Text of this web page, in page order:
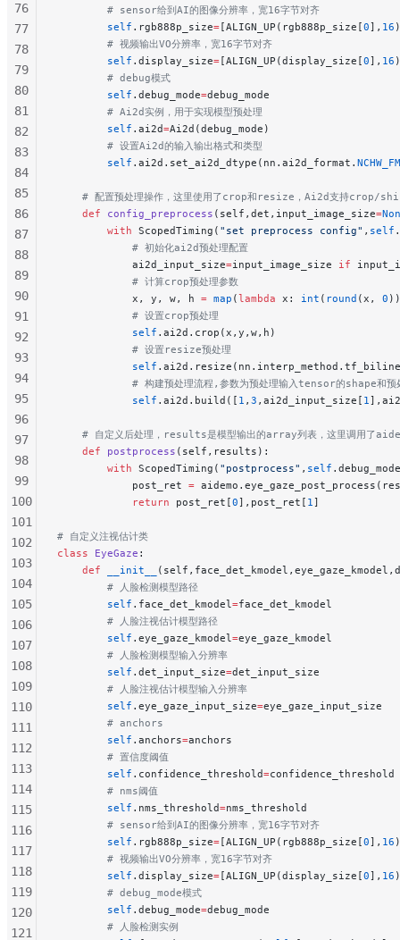
        # sensor给到AI的图像分辨率，宽16字节对齐
        self
.rgb888p_size= [ALIGN_UP(rgb888p_size[0], 16
        # 视频输出VO分辨率，宽16字节对齐
        self
.display_size= [ALIGN_UP(display_size[0], 16
        # debug模式
        self
.debug_mode=debug_mode
        # Ai2d实例，用于实现模型预处理
        self
.ai2d=Ai2d(debug_mode)
        # 设置Ai2d的输入输出格式和类型
        self
.ai2d.set_ai2d_dtype(nn.ai2d_format.
# 配置预处理操作，这里使用了crop和resize，Ai2d支持
    def
config_preprocess (self,det,input_image_size=
        with
ScopedTiming( "set preprocess config" , self
            # 初始化ai2d预处理配置
            ai2d_input_size
=input_image_size if
            # 计算crop预处理参数
            x, y, w, h
= map (lambda x: int ( round (x, 0
            # 设置crop预处理
            self
.ai2d.crop(x,y,w,h)
            # 设置resize预处理
            self
# 构建预处理流程,参数为预处理输入tensor的shape和
            self
.ai2d.build([ 1 , 3 ,ai2d_input_size[ 1
# 自定义后处理，results是模型输出的array列表，这里调用了
    def
postprocess (self,results):
        with
ScopedTiming( "postprocess" , self
            post_ret
=
            return
post_ret[0],post_ret[ 1]
# 自定义注视估计类
class EyeGaze :
    def
__init__
        # 人脸检测模型路径
        self
.face_det_kmodel=face_det_kmodel
        # 人脸注视估计模型路径
        self
.eye_gaze_kmodel=eye_gaze_kmodel
        # 人脸检测模型输入分辨率
        self
.det_input_size=det_input_size
        # 人脸注视估计模型输入分辨率
        self
.eye_gaze_input_size=eye_gaze_input_size
        # anchors
        self
.anchors=anchors
        # 置信度阈值
        self
.confidence_threshold=confidence_threshold
        # nms阈值
        self
.nms_threshold=nms_threshold
        # sensor给到AI的图像分辨率，宽16字节对齐
        self
.rgb888p_size= [ALIGN_UP(rgb888p_size[0], 16
        # 视频输出VO分辨率，宽16字节对齐
        self
.display_size= [ALIGN_UP(display_size[0], 16
        # debug_mode模式
        self
.debug_mode=debug_mode
        # 人脸检测实例
76
77
78
79
80
81
82
83
84
85
86
87
88
89
90
91
92
93
94
95
96
97
98
99
100
101
102
103
104
105
106
107
108
109
110
111
112
113
114
115
116
117
118
119
120
121